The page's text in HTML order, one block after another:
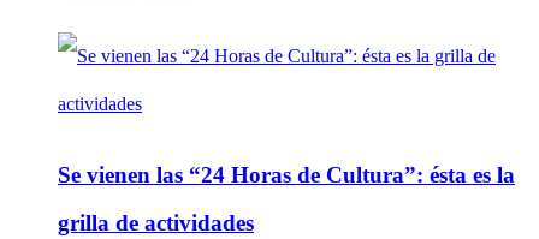
Se vienen las “24 Horas de Cultura”: ésta es la
grilla de actividades